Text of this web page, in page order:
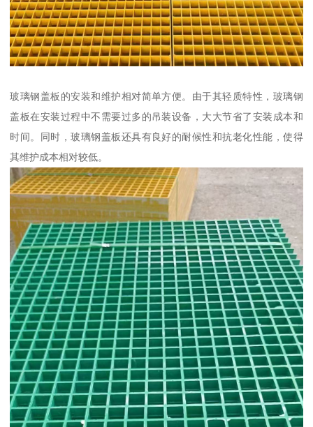
玻璃钢盖板的安装和维护相对简单方便。由于其轻质特性，玻璃钢
盖板在安装过程中不需要过多的吊装设备，大大节省了安装成本和
时间。同时，玻璃钢盖板还具有良好的耐候性和抗老化性能，使得
其维护成本相对较低。